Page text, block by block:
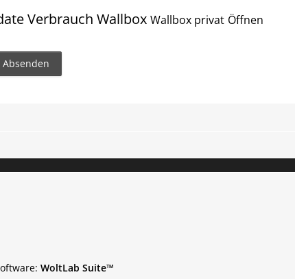
Verbrauch Wallbox Wallbox privat Öffnen
WoltLab Suite™